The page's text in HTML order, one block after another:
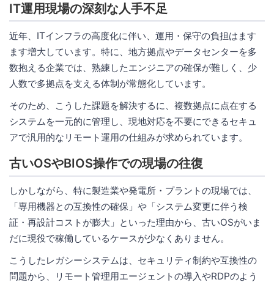
IT運用現場の深刻な人手不足
近年、ITインフラの高度化に伴い、運用・保守の負担はます
ます増大しています。特に、地方拠点やデータセンターを多
数抱える企業では、熟練したエンジニアの確保が難しく、少
人数で多拠点を支える体制が常態化しています。
そのため、こうした課題を解決するに、複数拠点に点在する
システムを一元的に管理し、現地対応を不要にできるセキュ
アで汎用的なリモート運用の仕組みが求められています。
古いOSやBIOS操作での現場の往復
しかしながら、特に製造業や発電所・プラントの現場では、
「専用機器との互換性の確保」や「システム変更に伴う検
証・再設計コストが膨大」といった理由から、古いOSがいま
だに現役で稼働しているケースが少なくありません。
こうしたレガシーシステムは、セキュリティ制約や互換性の
問題から、リモート管理用エージェントの導入やRDPのよう